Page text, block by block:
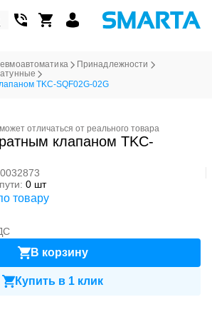
Принадлежности
TKC-SQF02G-02G
отличаться от реального товара
клапаном TKC-
0 шт
товару
В корзину
Купить в 1 клик